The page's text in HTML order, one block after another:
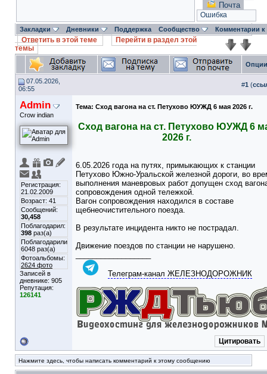
Почта
Ошибка
Закладки Дневники Поддержка Сообщество Комментарии
Ответить в этой теме
Перейти в раздел этой
темы
07.05.2026,
06:55
#1 (
Admin
Crow indian
Регистрация:
21.02.2009
Возраст: 41
Сообщений:
30,458
Поблагодарил:
398 раз(а)
Поблагодарили
6048 раз(а)
Фотоальбомы:
2624 фото
Записей в
дневнике: 905
Репутация:
126141
Тема: Сход вагона на ст. Петухово ЮУЖД 6 мая 2026 г.
Сход вагона на ст. Петухово ЮУЖД 6
2026 г.
6.05.2026 года на путях, примыкающих к станции
Петухово Южно-Уральской железной дороги, во
выполнения маневровых работ допущен сход
сопровождения одной тележкой.
Вагон сопровождения находился в составе
щебнеочистительного поезда.
В результате инцидента никто не пострадал.
Движение поездов по станции не нарушено.
Телеграм-канал ЖЕЛЕЗНОДОРОЖНИК
Цитировать
Нажмите здесь, чтобы написать комментарий к этому сообщению